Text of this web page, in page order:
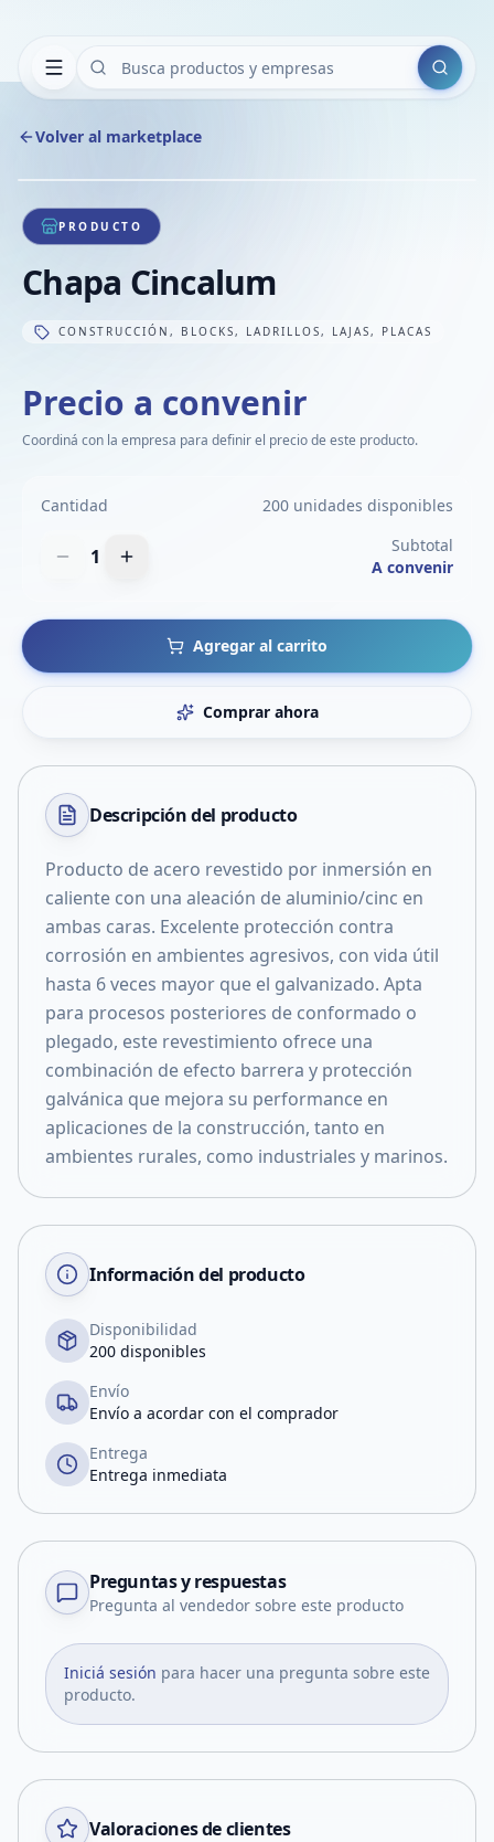
Buscar
Volver al marketplace
1/1
PRODUCTO
Chapa Cincalum
CONSTRUCCIÓN, BLOCKS, LADRILLOS, LAJAS, PLACAS
Precio a convenir
Coordiná con la empresa para definir el precio de este producto.
Cantidad 200 unidades disponibles
1
Subtotal
A convenir
Agregar al carrito
Comprar ahora
Descripción del producto
Producto de acero revestido por inmersión en
caliente con una aleación de aluminio/cinc en
ambas caras. Excelente protección contra
corrosión en ambientes agresivos, con vida útil
hasta 6 veces mayor que el galvanizado. Apta
para procesos posteriores de conformado o
plegado, este revestimiento ofrece una
combinación de efecto barrera y protección
galvánica que mejora su performance en
aplicaciones de la construcción, tanto en
ambientes rurales, como industriales y marinos.
Información del producto
Disponibilidad
200 disponibles
Envío
Envío a acordar con el comprador
Entrega
Entrega inmediata
Preguntas y respuestas
Pregunta al vendedor sobre este producto
Iniciá sesión para hacer una pregunta sobre este
producto.
Valoraciones de clientes